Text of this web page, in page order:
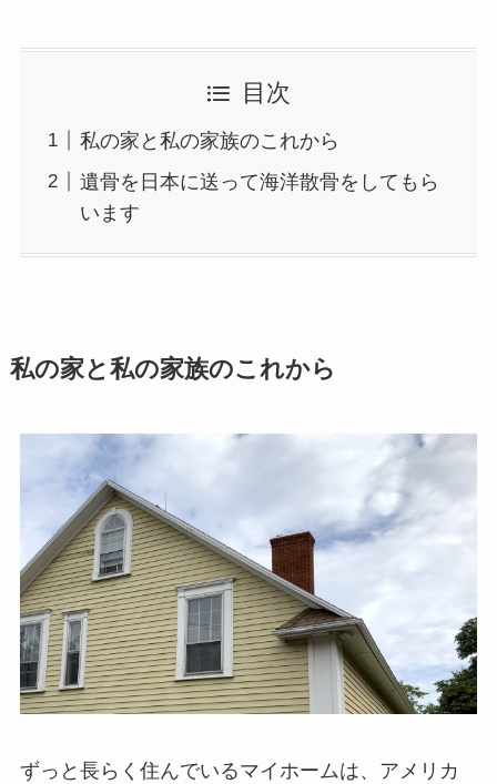
目次
私の家と私の家族のこれから
遺骨を日本に送って海洋散骨をしてもら
います
私の​家と​私の​家族の​これから
ずっと長らく住んでいるマイホームは、アメリカ